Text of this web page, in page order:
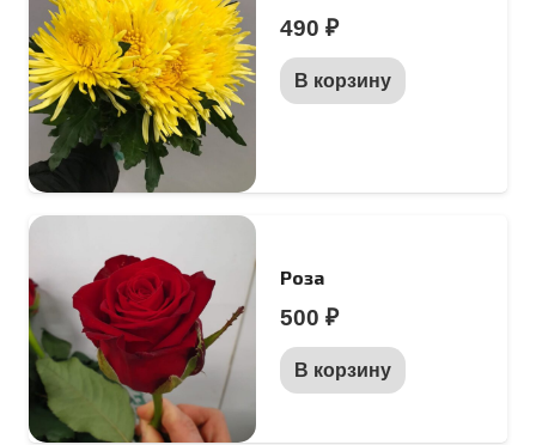
490 ₽
В корзину
Роза
500 ₽
В корзину